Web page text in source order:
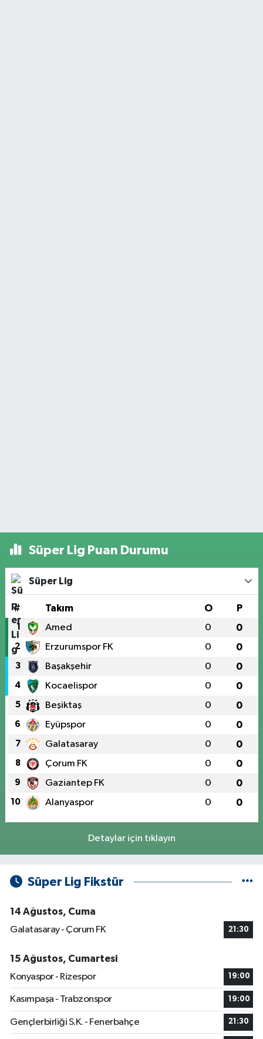
Süper Lig Puan Durumu
Süper Lig
# Takım O P
1 Amed 0 0
2 Erzurumspor FK 0 0
3 Başakşehir 0 0
4 Kocaelispor 0 0
5 Beşiktaş 0 0
6 Eyüpspor 0 0
7 Galatasaray 0 0
8 Çorum FK 0 0
9 Gaziantep FK 0 0
10 Alanyaspor 0 0
Detaylar için tıklayın
Süper Lig Fikstür
14 Ağustos, Cuma
Galatasaray - Çorum FK
21:30
15 Ağustos, Cumartesi
Konyaspor - Rizespor
19:00
Kasımpaşa - Trabzonspor 19:00
Gençlerbirliği S.K. - Fenerbahçe 21:30